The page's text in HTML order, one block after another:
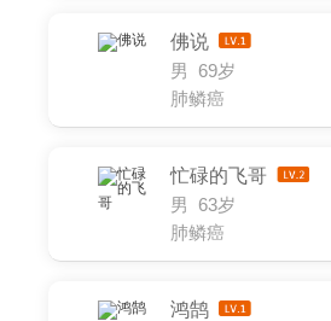
佛说
男 69岁
肺鳞癌
忙碌的飞哥
男 63岁
肺鳞癌
鸿鹄